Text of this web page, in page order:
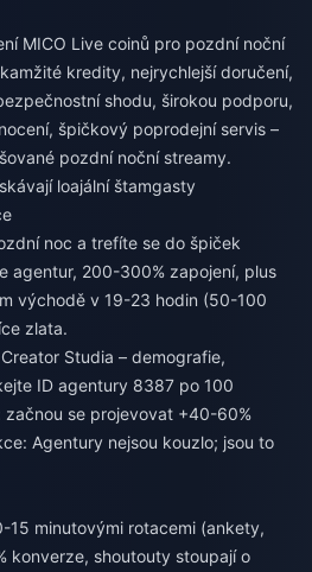
MICO Live coinů pro pozdní noční
kredity, nejrychlejší doručení,
shodu, širokou podporu,
špičkový poprodejní servis –
pozdní noční streamy.
loajální štamgasty
noc a trefíte se do špiček
agentur, 200-300% zapojení, plus
východě v 19-23 hodin (50-100
zlata.
Studia – demografie,
ID agentury 8387 po 100
začnou se projevovat +40-60%
Agentury nejsou kouzlo; jsou to
15 minutovými rotacemi (ankety,
konverze, shoutouty stoupají o